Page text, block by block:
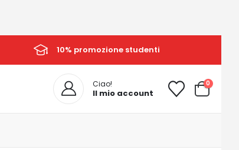
10% promozione studenti
Ciao!
Il mio account
0